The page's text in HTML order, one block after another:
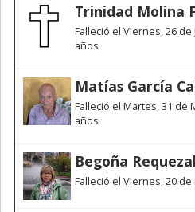
Trinidad Molina
Falleció el Viernes, 26
años
Matías García
Falleció el Martes, 31 de
años
Begoña
Falleció el Viernes, 20